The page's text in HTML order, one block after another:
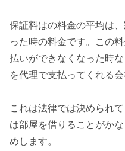
保証料はの料金の平均は
った時の料金です。この
払いができなくなった時
を代理で支払ってくれる
これは法律では決められて
は部屋を借りることがか
めします。